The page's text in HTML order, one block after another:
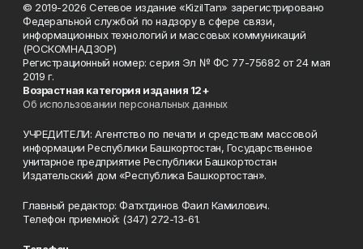
© 2019-2026 Сетевое издание «KizilTan» зарегистрировано
Федеральной службой по надзору в сфере связи,
информационных технологий и массовых коммуникаций
(РОСКОМНАДЗОР)
Регистрационный номер: серия Эл № ФС 77-75682 от 24 мая
2019 г.
Возрастная категория издания 12+
Об использовании персональных данных
УЧРЕДИТЕЛИ: Агентство по печати и средствам массовой
информации Республики Башкортостан, Государственное
унитарное предприятие Республики Башкортостан
Издательский дом «Республика Башкортостан».
Главный редактор: Фатхтдинов Фаил Камилович.
Телефон приемной: (347) 272-13-61.